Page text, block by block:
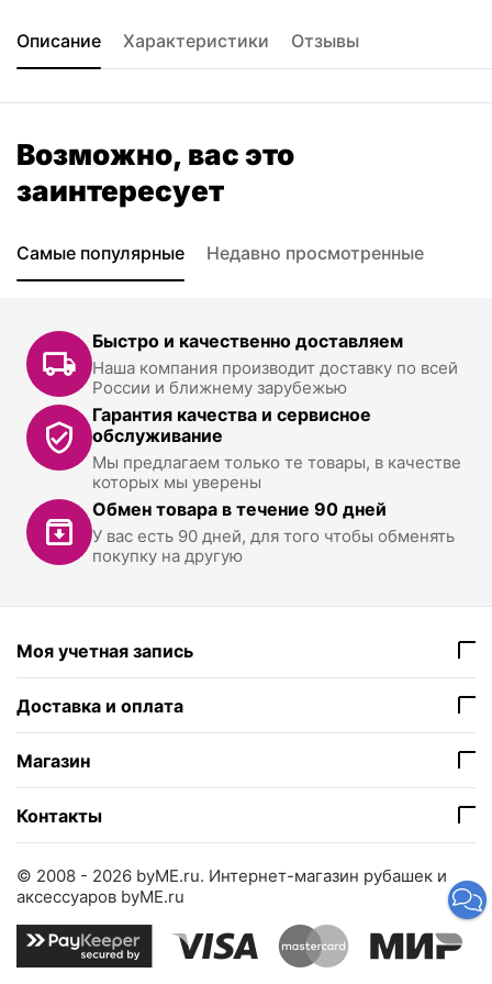
Описание Характеристики Отзывы
Возможно, вас это
заинтересует
Самые популярные Недавно просмотренные
Быстро и качественно доставляем
Наша компания производит доставку по всей
России и ближнему зарубежью
Гарантия качества и сервисное
обслуживание
Мы предлагаем только те товары, в качестве
которых мы уверены
Обмен товара в течение 90 дней
У вас есть 90 дней, для того чтобы обменять
покупку на другую
Моя учетная запись
Доставка и оплата
Магазин
Контакты
© 2008 - 2026 byME.ru. Интернет-магазин рубашек и
аксессуаров byME.ru